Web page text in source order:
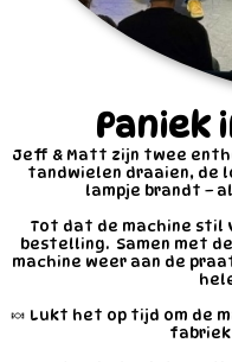
Paniek
Jeff & Matt zijn twee
tandwielen draaien, de
lampje brandt –
Tot dat de machine stil
bestelling. Samen met
machine weer aan de
🍬 Lukt het op tijd om de